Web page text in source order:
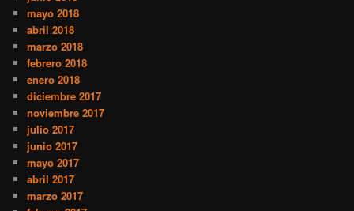
mayo 2018
abril 2018
marzo 2018
febrero 2018
enero 2018
diciembre 2017
noviembre 2017
julio 2017
junio 2017
mayo 2017
abril 2017
marzo 2017